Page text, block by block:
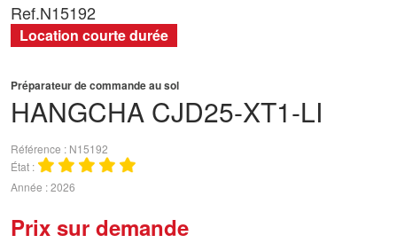
HANGCHA CJD25-XT1-LI
Préparateur de commande au sol
Référence
N15192
État
Année 2026
Prix sur demande
Ref.N15192
Location courte durée